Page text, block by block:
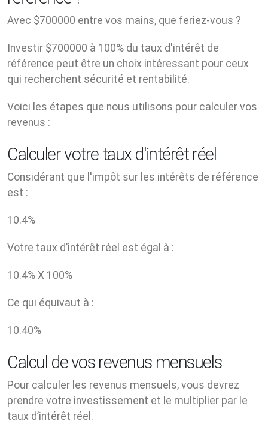
Avec $700000 entre vos mains, que feriez-vous ?
Investir $700000 à 100% du taux d'intérêt de
référence peut être un choix intéressant pour ceux
qui recherchent sécurité et rentabilité.
Voici les étapes que nous utilisons pour calculer vos
revenus :
Calculer votre taux d'intérêt réel
Considérant que l'impôt sur les intérêts de référence
est :
10.4%
Votre taux d’intérêt réel est égal à :
10.4% X 100%
Ce qui équivaut à :
10.40%
Calcul de vos revenus mensuels
Pour calculer les revenus mensuels, vous devrez
prendre votre investissement et le multiplier par le
taux d’intérêt réel.